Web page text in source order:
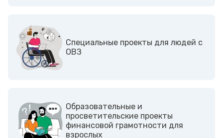
Cпециальные проекты для людей с
ОВЗ
Образовательные и
просветительские проекты
финансовой грамотности для
взрослых